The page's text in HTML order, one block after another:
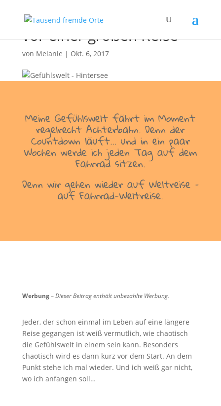
Meine Gefühlswelt kurz
vor einer großen Reise
von Melanie | Okt. 6, 2017
Meine Gefühlswelt fährt im Moment
regelrecht Achterbahn. Denn der
Countdown läuft… und in ein paar
Wochen werde ich jeden Tag auf dem
Fahrrad sitzen.
Denn wir gehen wieder auf Weltreise –
auf Fahrrad-Weltreise.
Werbung–Dieser Beitrag enthält unbezahlte Werbung.
Jeder, der schon einmal im Leben auf eine längere
Reise gegangen ist weiß vermutlich, wie chaotisch
die Gefühlswelt in einem sein kann. Besonders
chaotisch wird es dann kurz vor dem Start. An dem
Punkt stehe ich mal wieder. Und ich weiß gar nicht,
wo ich anfangen soll…